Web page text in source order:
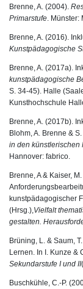
Brenne, A. (2004).
Primarstufe. Münster:
Brenne, A. (2016).
Kunstpädagogische
Brenne, A. (2017a).
kunstpädagogische
S. 34-45). Halle
Kunsthochschule
Brenne, A. (2017b).
Blohm, A. Brenne &
in den künstlerischen
Hannover: fabrico.
Brenne, A & Kaiser,
kunstpädagogischer
(Hrsg.),Vielfalt
gestalten.
Brüning, L. & Saum,
Lernen. In I. Kunze &
Sekundarstufe I und II
Buschkühle, C.-P.